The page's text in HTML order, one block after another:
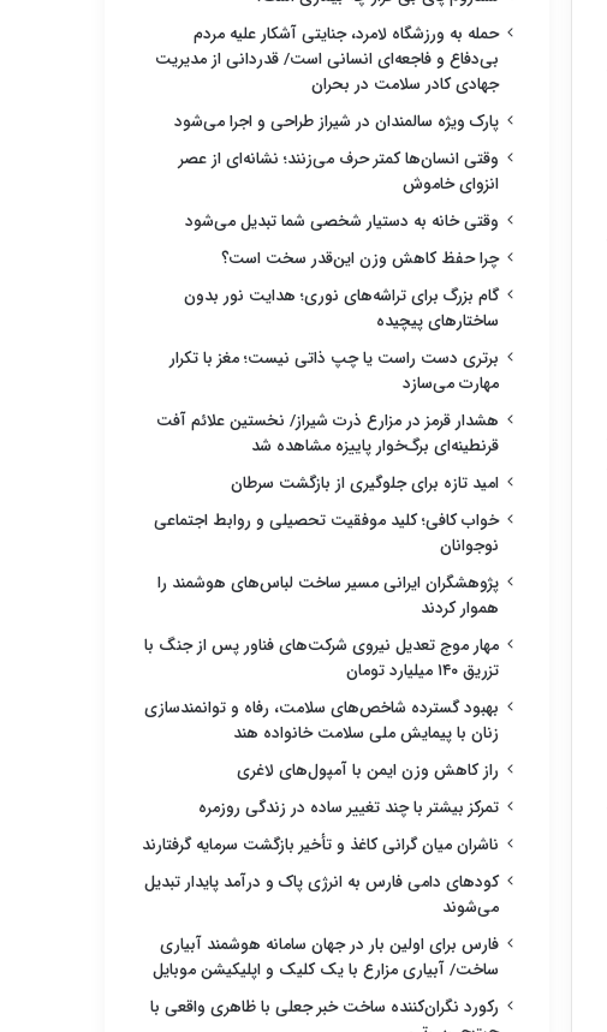
حمله به ورزشگاه لامرد، جنایتی آشکار علیه مردم
بی‌دفاع و فاجعه‌ای انسانی است/ قدردانی از مدیریت
جهادی کادر سلامت در بحران
پارک ویژه سالمندان در شیراز طراحی و اجرا می‌شود
وقتی انسان‌ها کمتر حرف می‌زنند؛ نشانه‌ای از عصر
انزوای خاموش
وقتی خانه به دستیار شخصی شما تبدیل می‌شود
چرا حفظ کاهش وزن این‌قدر سخت است؟
گام بزرگ برای تراشه‌های نوری؛ هدایت نور بدون
ساختارهای پیچیده
برتری دست راست یا چپ ذاتی نیست؛ مغز با تکرار
مهارت می‌سازد
هشدار قرمز در مزارع ذرت شیراز/ نخستین علائم آفت
قرنطینه‌ای برگ‌خوار پاییزه مشاهده شد
امید تازه برای جلوگیری از بازگشت سرطان
خواب کافی؛ کلید موفقیت تحصیلی و روابط اجتماعی
نوجوانان
پژوهشگران ایرانی مسیر ساخت لباس‌های هوشمند را
هموار کردند
مهار موج تعدیل نیروی شرکت‌های فناور پس از جنگ با
تزریق ۱۴۰ میلیارد تومان
بهبود گسترده شاخص‌های سلامت، رفاه و توانمندسازی
زنان با پیمایش ملی سلامت خانواده هند
راز کاهش وزن ایمن با آمپول‌های لاغری
تمرکز بیشتر با چند تغییر ساده در زندگی روزمره
ناشران میان گرانی کاغذ و تأخیر بازگشت سرمایه گرفتارند
کودهای دامی فارس به انرژی پاک و درآمد پایدار تبدیل
می‌شوند
فارس برای اولین بار در جهان سامانه هوشمند آبیاری
ساخت/ آبیاری مزارع با یک کلیک و اپلیکیشن موبایل
رکورد نگران‌کننده ساخت خبر جعلی با ظاهری واقعی با